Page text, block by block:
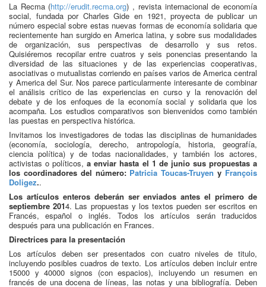
La Recma (http://erudit.recma.org) , revista internacional de economía
social, fundada por Charles Gide en 1921, proyecta de publicar un
número especial sobre estas nuevas formas de economía solidaria que
recientemente han surgido en America latina, y sobre sus modalidades
de organización, sus perspectivas de desarrollo y sus retos.
Quisiéremos recopilar entre cuatros y seis ponencias presentando la
diversidad de las situaciones y de las experiencias cooperativas,
asociativas o mutualistas corriendo en países varios de America central
y America del Sur. Nos parece particularmente interesante de combinar
el análisis crítico de las experiencias en curso y la renovación del
debate y de los enfoques de la economía social y solidaria que los
acompaña. Los estudios comparativos son bienvenidos como también
las puestas en perspectiva histórica.
Invitamos los investigadores de todas las disciplinas de humanidades
(economía, sociología, derecho, antropología, historia, geografía,
ciencia política) y de todas nacionalidades, y también los actores,
activistas o políticos, a enviar hasta el 1 de junio sus propuestas a
los coordinadores del número: Patricia Toucas-Truyen y François
Doligez..
Los artículos enteros deberán ser enviados antes el primero de
septiembre 2014. Las propuestas y los textos pueden ser escritos en
Francés, español o inglés. Todos los artículos serán traducidos
después para una publicación en Frances.
Directrices para la presentación
Los artículos deben ser presentados con cuatro niveles de titulo,
incluyendo posibles cuadros de texto. Los artículos deben incluir entre
15000 y 40000 signos (con espacios), incluyendo un resumen en
francés de una docena de líneas, las notas y una bibliografía. Deben